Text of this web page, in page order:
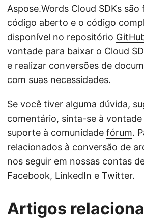
Aspose.Words Cloud SDKs
código aberto e o código
disponível no repositório
vontade para baixar o Cloud
e realizar conversões de
com suas necessidades.
Se você tiver alguma dúvida,
comentário, sinta-se à
suporte à comunidade fórum.
relacionados à conversão de
nos seguir em nossas contas
Facebook, LinkedIn e Twitter.
Artigos